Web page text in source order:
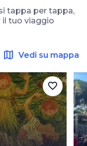
tappa per tappa,
il tuo viaggio
map Vedi su mappa
favorite_border